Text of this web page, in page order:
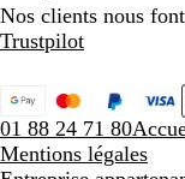
Nos clients nous
Trustpilot
01 88 24 71 80
Mentions légales